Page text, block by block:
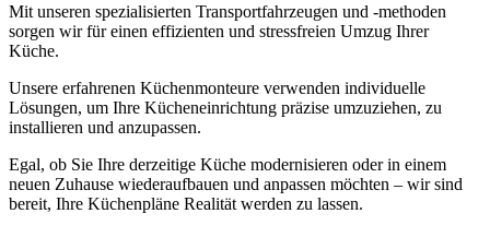
Mit unseren spezialisierten Transportfahrzeugen und -methoden
sorgen wir für einen effizienten und stressfreien Umzug Ihrer
Küche.
Unsere erfahrenen Küchenmonteure verwenden individuelle
Lösungen, um Ihre Kücheneinrichtung präzise umzuziehen, zu
installieren und anzupassen.
Egal, ob Sie Ihre derzeitige Küche modernisieren oder in einem
neuen Zuhause wiederaufbauen und anpassen möchten – wir sind
bereit, Ihre Küchenpläne Realität werden zu lassen.